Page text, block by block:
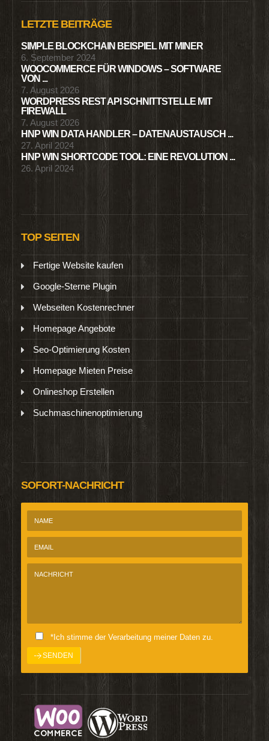
LETZTE BEITRÄGE
SIMPLE BLOCKCHAIN BEISPIEL MIT MINER
6. September 2024
WOOCOMMERCE FÜR WINDOWS – SOFTWARE
VON ...
7. August 2026
WORDPRESS REST API SCHNITTSTELLE MIT
FIREWALL
7. August 2026
HNP WIN DATA HANDLER – DATENAUSTAUSCH ...
27. April 2024
HNP WIN SHORTCODE TOOL: EINE REVOLUTION ...
26. April 2024
TOP SEITEN
Fertige Website kaufen
Google-Sterne Plugin
Webseiten Kostenrechner
Homepage Angebote
Seo-Optimierung Kosten
Homepage Mieten Preise
Onlineshop Erstellen
Suchmaschinenoptimierung
SOFORT-NACHRICHT
*Ich stimme der Verarbeitung meiner Daten zu.